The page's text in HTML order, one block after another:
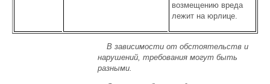
возмещению вреда
лежит на юрлице.
В зависимости от обстоятельств и
нарушений, требования могут быть
разными.